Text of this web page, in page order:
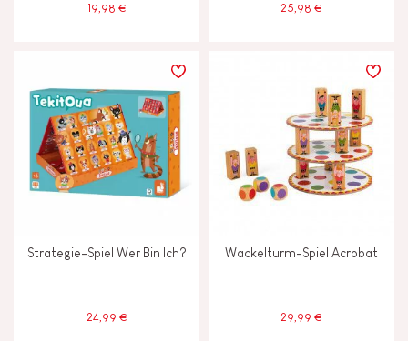
19,98 € 25,98 €
Strategie-Spiel Wer Bin Ich?
24,99 €
Wackelturm-Spiel Acrobat
29,99 €